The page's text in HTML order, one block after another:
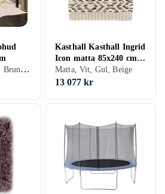
Matta, Svart, Vit, Brun, Gul, Beige
Kasthall Kasthall Ingrid
Icon matta 85x240 cm
White-beige
Matta, Vit, Gul, Beige
13 077 kr